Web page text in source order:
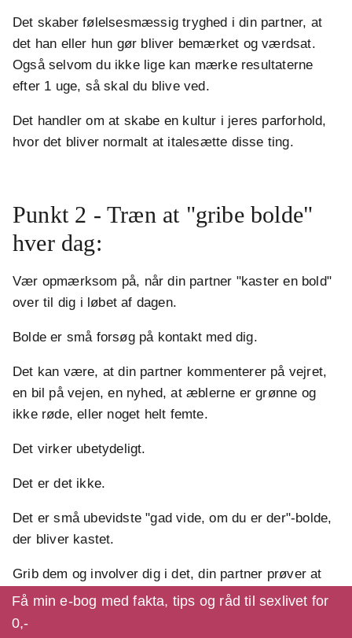
Det skaber følelsesmæssig tryghed i din partner, at
det han eller hun gør bliver bemærket og værdsat.
Også selvom du ikke lige kan mærke resultaterne
efter 1 uge, så skal du blive ved.
Det handler om at skabe en kultur i jeres parforhold,
hvor det bliver normalt at italesætte disse ting.
Punkt 2 - Træn at "gribe bolde"
hver dag:
Vær opmærksom på, når din partner "kaster en bold"
over til dig i løbet af dagen.
Bolde er små forsøg på kontakt med dig.
Det kan være, at din partner kommenterer på vejret,
en bil på vejen, en nyhed, at æblerne er grønne og
ikke røde, eller noget helt femte.
Det virker ubetydeligt.
Det er det ikke.
Det er små ubevidste "gad vide, om du er der"-bolde,
der bliver kastet.
Grib dem og involver dig i det, din partner prøver at
involvere dig i.
Det kaldes at være modtagelig.
Få min e-bog med fakta, tips og råd til sexlivet for
0,-